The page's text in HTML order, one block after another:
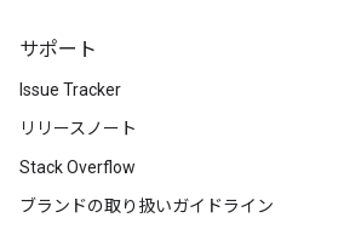
サポート
Issue Tracker
リリースノート
Stack Overflow
ブランドの取り扱いガイドライン